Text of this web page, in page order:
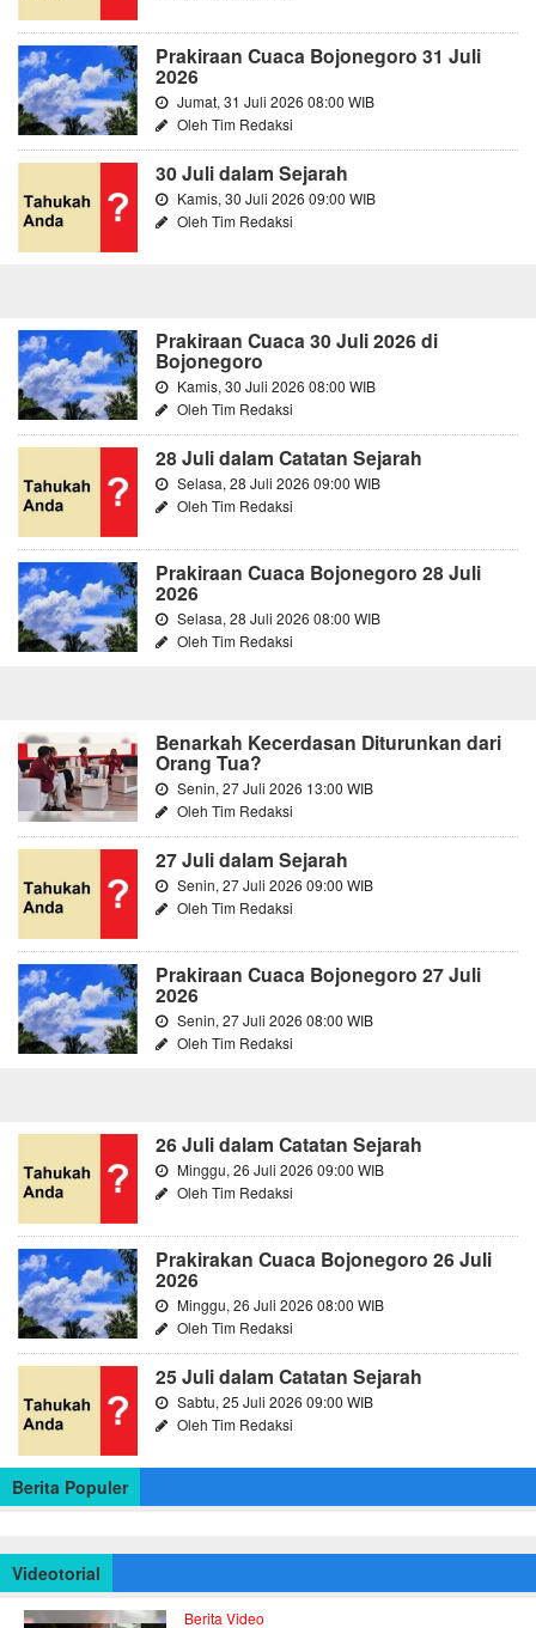
Prakiraan Cuaca Bojonegoro 31 Juli
2026
Jumat, 31 Juli 2026 08:00 WIB
Oleh Tim Redaksi
30 Juli dalam Sejarah
Kamis, 30 Juli 2026 09:00 WIB
Oleh Tim Redaksi
Prakiraan Cuaca 30 Juli 2026 di
Bojonegoro
Kamis, 30 Juli 2026 08:00 WIB
Oleh Tim Redaksi
28 Juli dalam Catatan Sejarah
Selasa, 28 Juli 2026 09:00 WIB
Oleh Tim Redaksi
Prakiraan Cuaca Bojonegoro 28 Juli
2026
Selasa, 28 Juli 2026 08:00 WIB
Oleh Tim Redaksi
Benarkah Kecerdasan Diturunkan dari
Orang Tua?
Senin, 27 Juli 2026 13:00 WIB
Oleh Tim Redaksi
27 Juli dalam Sejarah
Senin, 27 Juli 2026 09:00 WIB
Oleh Tim Redaksi
Prakiraan Cuaca Bojonegoro 27 Juli
2026
Senin, 27 Juli 2026 08:00 WIB
Oleh Tim Redaksi
26 Juli dalam Catatan Sejarah
Minggu, 26 Juli 2026 09:00 WIB
Oleh Tim Redaksi
Prakirakan Cuaca Bojonegoro 26 Juli
2026
Minggu, 26 Juli 2026 08:00 WIB
Oleh Tim Redaksi
25 Juli dalam Catatan Sejarah
Sabtu, 25 Juli 2026 09:00 WIB
Oleh Tim Redaksi
Berita Populer
Videotorial
Berita Video